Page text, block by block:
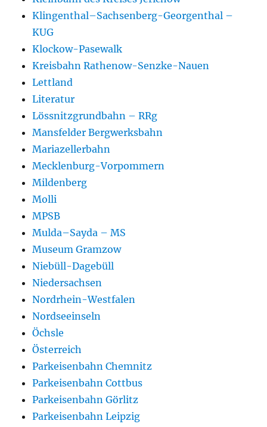
Klingenthal–Sachsenberg-Georgenthal –
KUG
Klockow-Pasewalk
Kreisbahn Rathenow-Senzke-Nauen
Lettland
Literatur
Lössnitzgrundbahn – RRg
Mansfelder Bergwerksbahn
Mariazellerbahn
Mecklenburg-Vorpommern
Mildenberg
Molli
MPSB
Mulda–Sayda – MS
Museum Gramzow
Niebüll-Dagebüll
Niedersachsen
Nordrhein-Westfalen
Nordseeinseln
Öchsle
Österreich
Parkeisenbahn Chemnitz
Parkeisenbahn Cottbus
Parkeisenbahn Görlitz
Parkeisenbahn Leipzig